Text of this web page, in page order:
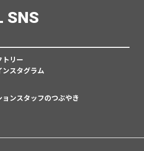
SNS
トリー
スタグラム
ンスタッフのつぶやき